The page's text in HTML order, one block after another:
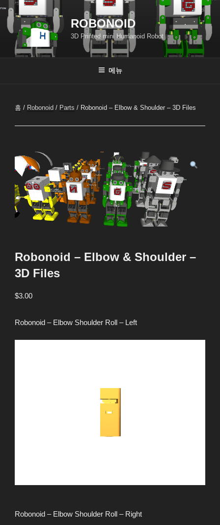
ROBONOID
3D Printed mini Humanoid Robot
메뉴
홈 / Robonoid / Parts / Robonoid – Elbow & Shoulder – 3D Files
Robonoid – Elbow & Shoulder –
3D Files
$3.00
Robonoid – Elbow Shoulder Roll – Left
Robonoid – Elbow Shoulder Roll – Right